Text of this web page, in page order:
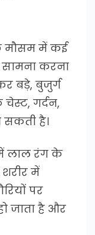
मौसम में कई
सामना करना
बड़े, बुजुर्ग
गर्दन,
है।
में लाल रंग के
में
पर
जाता है और